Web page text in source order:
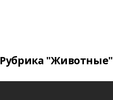
Рубрика "Животные"